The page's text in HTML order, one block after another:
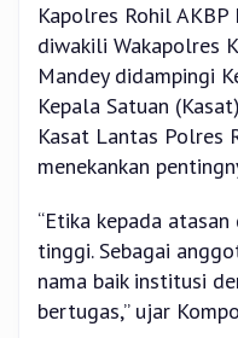
Kapolres Rohil AKBP
diwakili Wakapolres
Mandey didampingi
Kepala Satuan
Kasat Lantas Polres
menekankan
“Etika kepada
tinggi. Sebagai
nama baik institusi
bertugas,” ujar